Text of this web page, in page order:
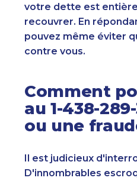
votre dette est
recouvrer. En
pouvez même éviter
contre vous.
Comment
au 1-438-
ou une
Il est judicieux
D'innombrables